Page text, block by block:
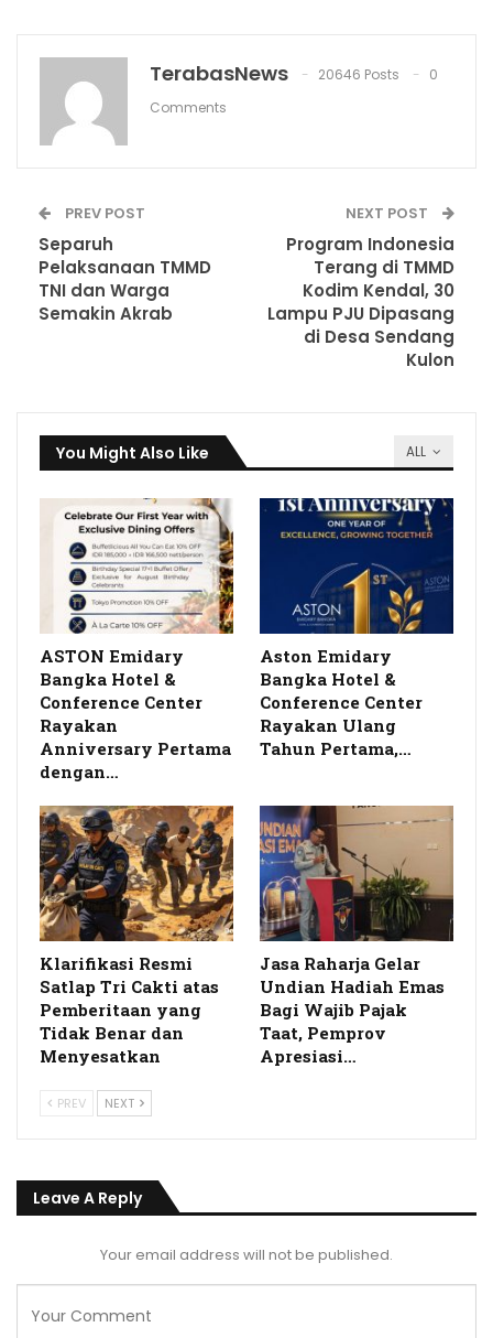
TerabasNews 20646 Posts
0
Comments
PREV POST
Separuh
Pelaksanaan TMMD
TNI dan Warga
Semakin Akrab
NEXT POST
Program Indonesia
Terang di TMMD
Kodim Kendal, 30
Lampu PJU Dipasang
di Desa Sendang
Kulon
ALL
You Might Also Like
ASTON Emidary
Bangka Hotel &
Conference Center
Rayakan
Anniversary Pertama
dengan…
Aston Emidary
Bangka Hotel &
Conference Center
Rayakan Ulang
Tahun Pertama,…
Klarifikasi Resmi
Satlap Tri Cakti atas
Pemberitaan yang
Tidak Benar dan
Menyesatkan
Jasa Raharja Gelar
Undian Hadiah Emas
Bagi Wajib Pajak
Taat, Pemprov
Apresiasi…
PREV NEXT
Leave A Reply
Your email address will not be published.